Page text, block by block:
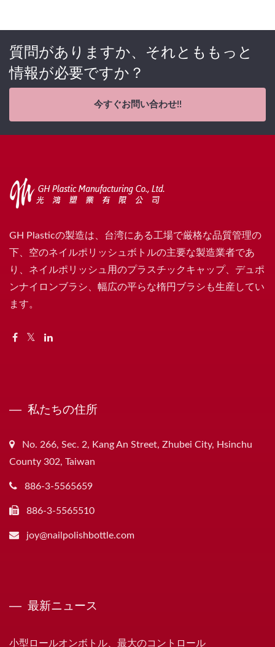
質問がありますか、それとももっと
情報が必要ですか？
今すぐお問い合わせ!!
GH Plasticの製造は、台湾にある工場で厳格な品質管理の
下、空のネイルポリッシュボトルの主要な製造業者であ
り、ネイルポリッシュ用のプラスチックキャップ、デュポ
ンナイロンブラシ、幅広の平らな楕円ブラシも生産してい
ます。
私たちの住所
No. 266, Sec. 2, Kang An Street, Zhubei City, Hsinchu
County 302, Taiwan
886-3-5565659
886-3-5565510
joy@nailpolishbottle.com
最新ニュース
小型ロールオンボトル、最大のコントロール